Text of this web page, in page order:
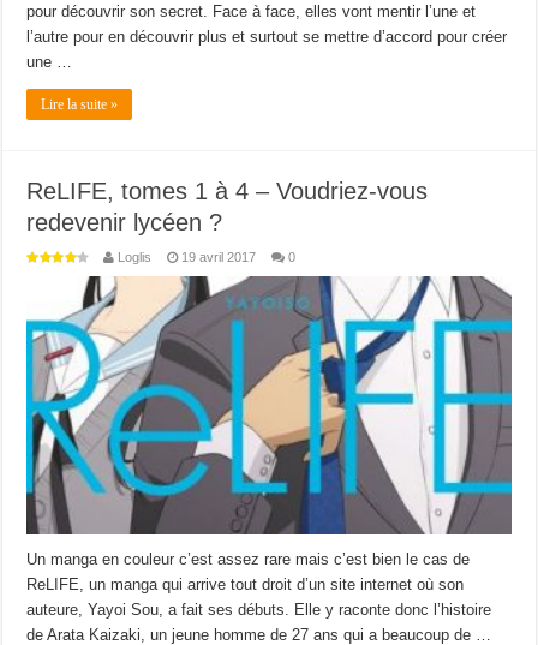
pour découvrir son secret. Face à face, elles vont mentir l’une et
l’autre pour en découvrir plus et surtout se mettre d’accord pour créer
une …
Lire la suite »
ReLIFE, tomes 1 à 4 – Voudriez-vous
redevenir lycéen ?
Loglis 19 avril 2017 0
Un manga en couleur c’est assez rare mais c’est bien le cas de
ReLIFE, un manga qui arrive tout droit d’un site internet où son
auteure, Yayoi Sou, a fait ses débuts. Elle y raconte donc l’histoire
de Arata Kaizaki, un jeune homme de 27 ans qui a beaucoup de …